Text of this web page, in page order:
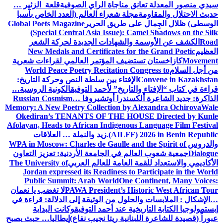
سيدي منصور المعدلة تعانق مناجاة الراي الصوفيةقلعة الزئير …
حديث الاحتلال والمقاومةمجلة شعراء العالم (العدد الخاص بآسيا
الوسطى) ظلال الجِمال على طريق الحرير Global Poets Magazine
(Special Central Asia Issue): Camel Shadows on the Silk
Road الكشف عن الأوسمة والشهادات الجديدة لحركة الشعر
العظيمNew Medals and Certificates for the Grand Poetic
Movementكازاخستان تستضيف المؤتمر العالمي لقراءات شعرية
من أجل السلامWorld Peace Poetry Recitation Congress to
Convene in Kazakhstan الإفتاء بين سلطة النص وحركة التاريخ:
قراءة في كتاب “الإفتاء والتاريخ” لأحمد التوفيقالكونية الروسية…
الذاكرة: جديد الشاعرة ألكسندرا أوتشيروفا Russian Cosmism…
Memory: A New Poetry Collection by Alexandra OchirovaWale
Okediran’s TENANTS OF THE HOUSE Directed by Kunle
Afolayan, Heads to African Indigenous Language Film Festival
(AILFF) 2026 in Benin Republic. زيد والنملة … العلاقات
والدروسWPA in Moscow: Charles de Gaulle and the Spirit of
Dialogueجمعية شعوب العالم في الجامعة الأردنية: تعزيز التعاون
الأكاديمي والاستعداد للقمة العامة للعالم العربيThe University of
Jordan expressed its Readiness to Participate in the World
Public Summit: Arab WorldOne Continent, Many Voices:
PAWA President’s Historic West African Tourلا تغضب يا نعمان
…الإشكال : الملابسات والحلول من الوثيقة إلى الدلالة: قراءة في
إبستمولوجيا الكتابة التاريخية عند أحمد التوفيقوكانت البداية
عبوراً (قصيدة للشاعرة اللبنانية ريتا نجيب نفاع) إيطاليا… حيث يصبح